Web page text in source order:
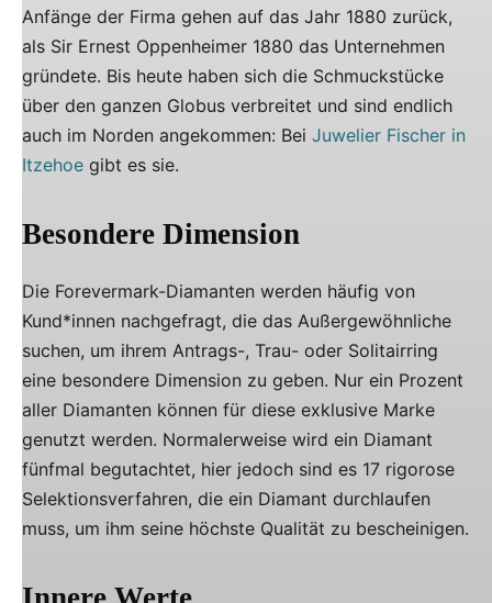
Anfänge der Firma gehen auf das Jahr 1880 zurück,
als Sir Ernest Oppenheimer 1880 das Unternehmen
gründete. Bis heute haben sich die Schmuckstücke
über den ganzen Globus verbreitet und sind endlich
auch im Norden angekommen: Bei Juwelier Fischer in
Itzehoe gibt es sie.
Besondere Dimension
Die Forevermark-Diamanten werden häufig von
Kund*innen nachgefragt, die das Außergewöhnliche
suchen, um ihrem Antrags-, Trau- oder Solitairring
eine besondere Dimension zu geben. Nur ein Prozent
aller Diamanten können für diese exklusive Marke
genutzt werden. Normalerweise wird ein Diamant
fünfmal begutachtet, hier jedoch sind es 17 rigorose
Selektionsverfahren, die ein Diamant durchlaufen
muss, um ihm seine höchste Qualität zu bescheinigen.